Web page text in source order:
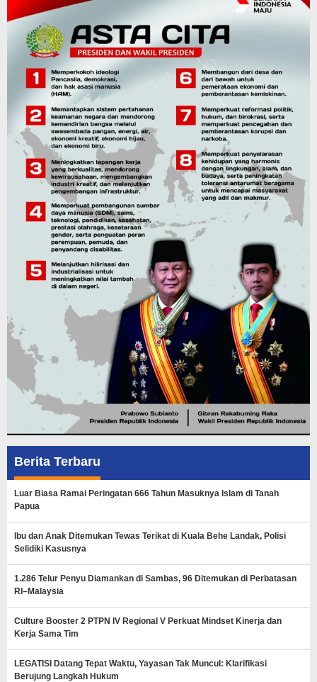
Berita Terbaru
Luar Biasa Ramai Peringatan 666 Tahun Masuknya Islam di Tanah
Papua
Ibu dan Anak Ditemukan Tewas Terikat di Kuala Behe Landak, Polisi
Selidiki Kasusnya
1.286 Telur Penyu Diamankan di Sambas, 96 Ditemukan di Perbatasan
RI–Malaysia
Culture Booster 2 PTPN IV Regional V Perkuat Mindset Kinerja dan
Kerja Sama Tim
LEGATISI Datang Tepat Waktu, Yayasan Tak Muncul: Klarifikasi
Berujung Langkah Hukum